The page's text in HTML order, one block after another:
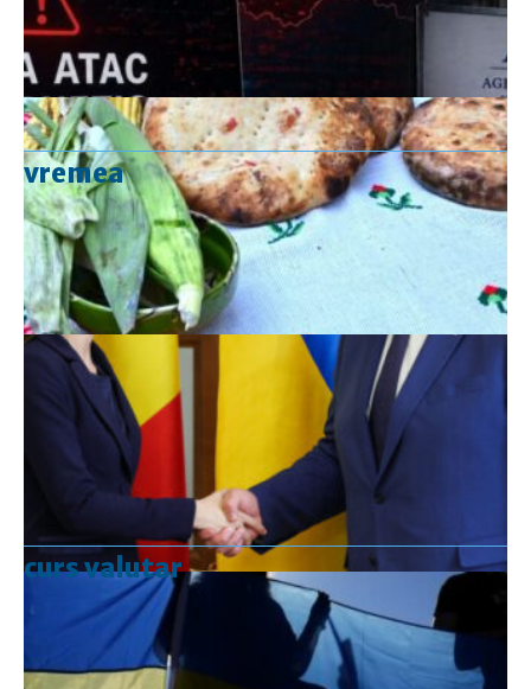
vremea
curs valutar
Curs valutar: 07 Aug 2026
EUR: 5,2554 RON
+0,0041 ▲